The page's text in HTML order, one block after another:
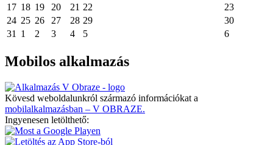
17 18 19 20 21 22
23
24 25 26 27 28 29
30
31
1 2 3 4 5 6
Mobilos alkalmazás
Kövesd weboldalunkról származó információkat a
mobilalkalmazásban – V OBRAZE.
Ingyenesen letölthető: